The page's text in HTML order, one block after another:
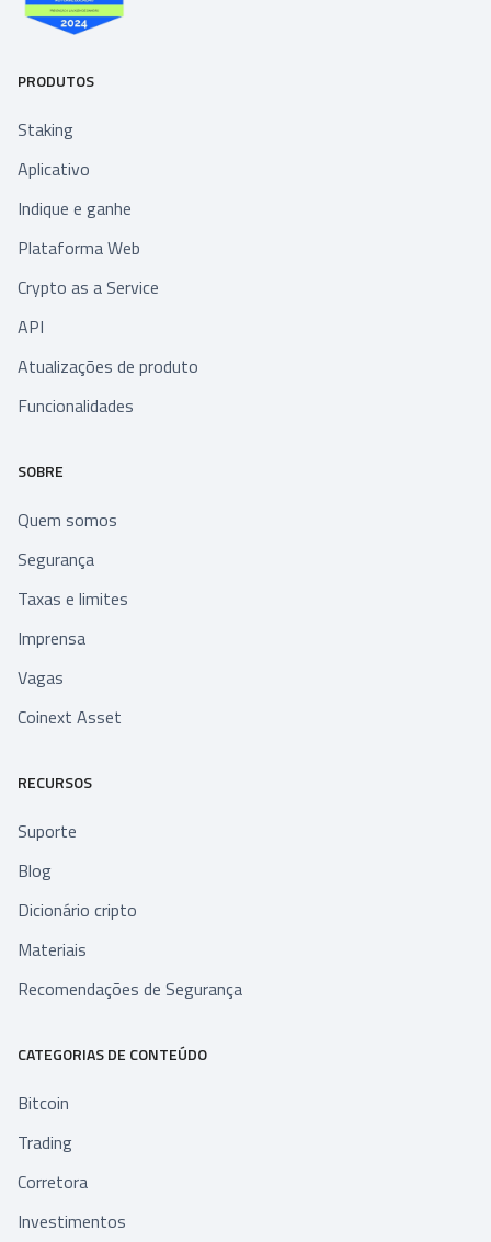
PRODUTOS
Staking
Aplicativo
Indique e ganhe
Plataforma Web
Crypto as a Service
API
Atualizações de produto
Funcionalidades
SOBRE
Quem somos
Segurança
Taxas e limites
Imprensa
Vagas
Coinext Asset
RECURSOS
Suporte
Blog
Dicionário cripto
Materiais
Recomendações de Segurança
CATEGORIAS DE CONTEÚDO
Bitcoin
Trading
Corretora
Investimentos